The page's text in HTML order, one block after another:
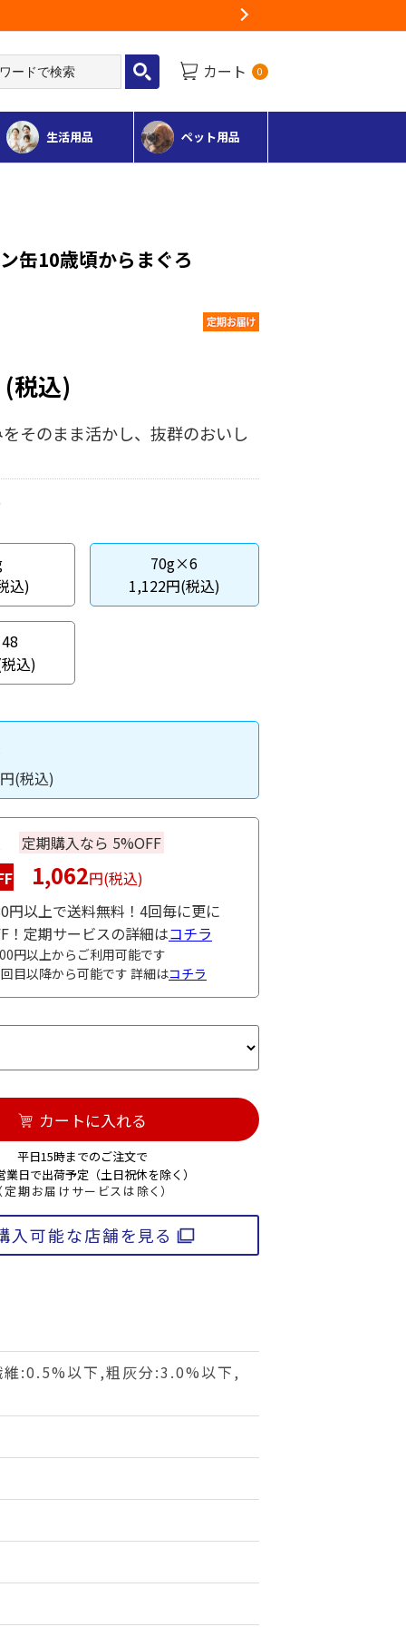
カート 0
生活用品 ペット用品
缶10歳頃からまぐろ
(税込)
そのまま活かし、抜群のおいし
込)
70g×6
1,122円(税込)
込)
円(税込)
定期購入なら 5%OFF
1,062円(税込)
円以上で送料無料！4回毎に更に
！定期サービスの詳細はコチラ
円以上からご利用可能です
目以降から可能です 詳細はコチラ
カートに入れる
平日15時までのご注文で
業日で出荷予定（土日祝休を除く）
定期お届けサービスは除く）
入可能な店舗を見る
:0.5%以下,粗灰分:3.0%以下,